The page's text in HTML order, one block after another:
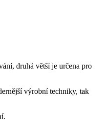
druhá větší je určena pro
výrobní techniky, tak